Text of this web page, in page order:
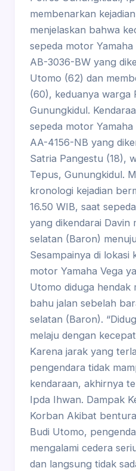
membenarkan
menjelaskan bahwa
sepeda motor
AB-3036-BW yang
Utomo (62) dan
(60), keduanya warga
Gunungkidul.
sepeda motor
AA-4156-NB yang
Satria Pangestu (18),
Tepus, Gunungkidul.
kronologi kejadian
16.50 WIB, saat
yang dikendarai Davin
selatan (Baron)
Sesampainya di lokasi
motor Yamaha Vega
Utomo diduga hendak
bahu jalan sebelah
selatan (Baron).
melaju dengan
Karena jarak yang
pengendara tidak
kendaraan, akhirnya
Ipda Ihwan. Dampak
Korban Akibat
Budi Utomo,
mengalami cedera
dan langsung tidak